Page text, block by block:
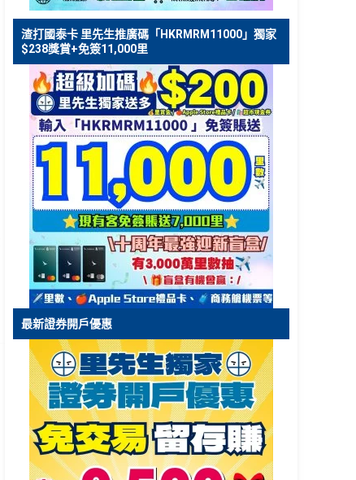
渣打國泰卡 里先生推廣碼「HKRMRM11000」獨家
$238獎賞+免簽11,000里
最新證券開戶優惠